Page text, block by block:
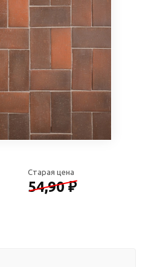
Старая цена
54,90 ₽